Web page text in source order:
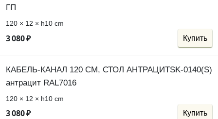
ГП
120 × 12 × h10 cm
3080₽ Купить
КАБЕЛЬ-КАНАЛ 120 СМ, СТОЛ АНТРАЦИТSK-0140(S)
антрацит RAL7016
120 × 12 × h10 cm
3080₽ Купить